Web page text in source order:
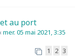
au port
mer. 05 mai 2021, 3:35
1 2 3